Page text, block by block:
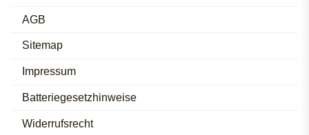
AGB
Sitemap
Impressum
Batteriegesetzhinweise
Widerrufsrecht